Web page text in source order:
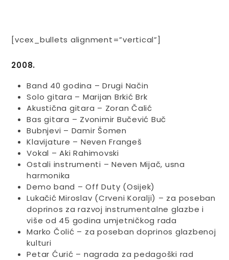
[vcex_bullets alignment=”vertical”]
2008.
Band 40 godina – Drugi Način
Solo gitara – Marijan Brkić Brk
Akustična gitara – Zoran Čalić
Bas gitara – Zvonimir Bučević Buč
Bubnjevi – Damir Šomen
Klavijature – Neven Frangeš
Vokal – Aki Rahimovski
Ostali instrumenti – Neven Mijač, usna
harmonika
Demo band – Off Duty (Osijek)
Lukačić Miroslav (Crveni Koralji) – za poseban
doprinos za razvoj instrumentalne glazbe i
više od 45 godina umjetničkog rada
Marko Čolić – za poseban doprinos glazbenoj
kulturi
Petar Ćurić – nagrada za pedagoški rad